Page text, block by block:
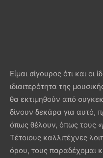
Είμαι σίγουρος ότι και οι
ιδιαιτερότητα της
θα εκτιμηθούν από
δίνουν δεκάρα για αυτό,
όπως θέλουν, όπως τους
Τέτοιους καλλιτέχνες
όρου, τους παραδέχομαι